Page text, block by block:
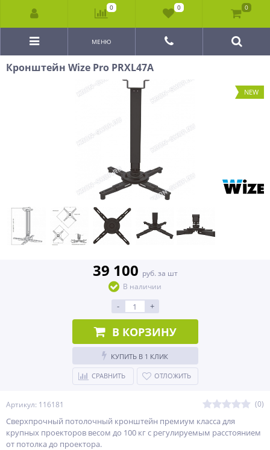
МЕНЮ
Кронштейн Wize Pro PRXL47A
NEW
Артикул: 116181 (0)
Сверхпрочный потолочный кронштейн премиум класса для
крупных проекторов весом до 100 кг c регулируемым расстоянием
от потолка до проектора.
39 100 руб. за шт
В наличии
- +
В КОРЗИНУ
КУПИТЬ В 1 КЛИК
СРАВНИТЬ ОТЛОЖИТЬ
0 0 0